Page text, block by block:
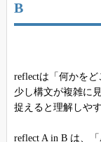
B
reflectは「何かを
少し構文が複雑に
捉えると理解しや
reflect A in B は、